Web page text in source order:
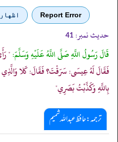
Report Error
حدیث نمبر: 41
قَالَ رَسُولُ اللَّهِ صَلَّى اللَّهُ عَلَيْهِ وَسَلَّمَ:"
فَقَالَ لَهُ عِيسَى: سَرَقْتَ؟ فَقَالَ: كَلا
بِاللَّهِ وَكَذَّبْتُ بَصَرِي"
ترجمہ:حافظ عبداللہ شمیم